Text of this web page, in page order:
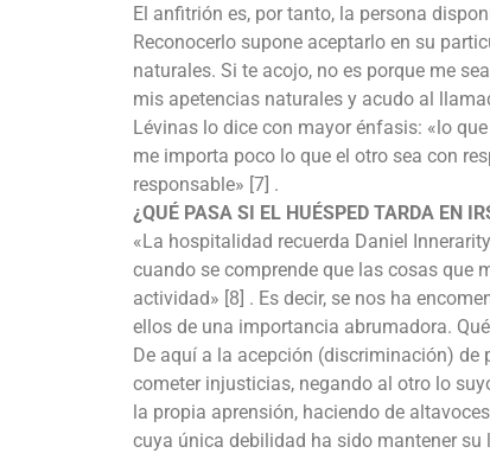
El anfitrión es, por tanto, la persona
Reconocerlo supone aceptarlo en su
naturales. Si te acojo, no es porque me
mis apetencias naturales y acudo al
Lévinas lo dice con mayor énfasis: «lo
me importa poco lo que el otro sea con
responsable» [7] .
¿QUÉ PASA SI EL HUÉSPED TARDA EN
«La hospitalidad recuerda Daniel
cuando se comprende que las cosas que
actividad» [8] . Es decir, se nos ha
ellos de una importancia abrumadora.
De aquí a la acepción (discriminación) de
cometer injusticias, negando al otro lo
la propia aprensión, haciendo de
cuya única debilidad ha sido mantener su